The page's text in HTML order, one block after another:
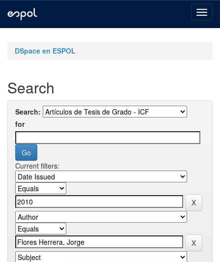
navigationDSpace en ESPOL
Search
Search:
for
Current filters: